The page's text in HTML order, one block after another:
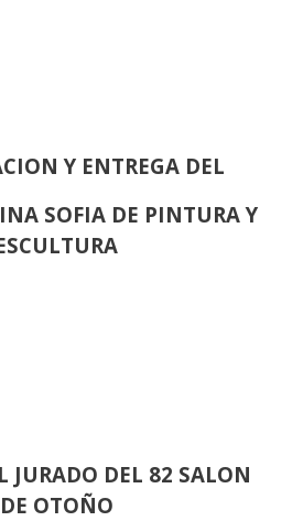
Y ENTREGA DEL
SOFIA DE PINTURA Y
JURADO DEL 82 SALON
DE OTOÑO